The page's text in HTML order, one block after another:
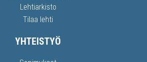
Lehtiarkisto
Tilaa lehti
YHTEISTYÖ